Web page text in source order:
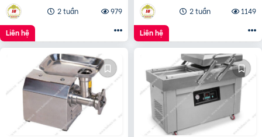
2 tuần
979
Liên hệ
2 tuần
1149
Liên hệ